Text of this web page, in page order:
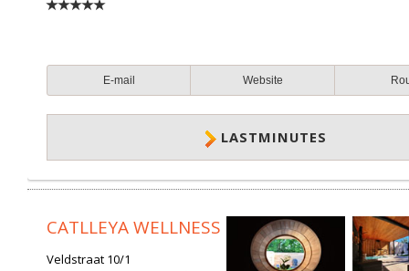
E-mail Website
LASTMINUTES
CATLLEYA WELLNESS
Veldstraat 10/1